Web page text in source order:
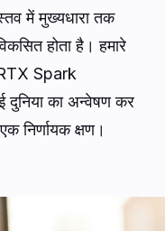
में मुख्यधारा तक
होता है। हमारे
Spark
दुनिया का अन्वेषण कर
निर्णायक क्षण।